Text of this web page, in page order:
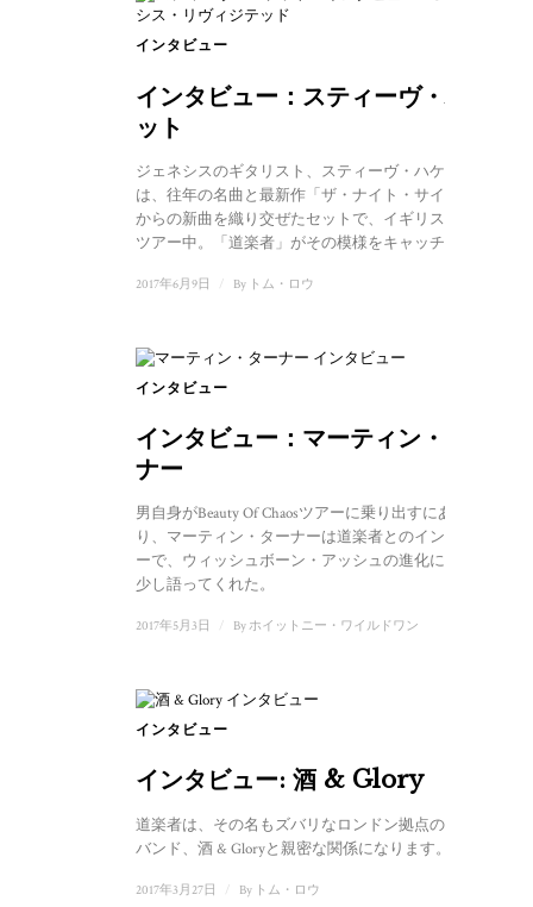
インタビュー
インタビュー：スティーヴ・ハケ
ット
ジェネシスのギタリスト、スティーヴ・ハケット
は、往年の名曲と最新作「ザ・ナイト・サイレン」
からの新曲を織り交ぜたセットで、イギリス各地を
ツアー中。「道楽者」がその模様をキャッチ...
2017年6月9日 By トム・ロウ
インタビュー
インタビュー：マーティン・ター
ナー
男自身がBeauty Of Chaosツアーに乗り出すにあた
り、マーティン・ターナーは道楽者とのインタビュ
ーで、ウィッシュボーン・アッシュの進化について
少し語ってくれた。
2017年5月3日 Byホイットニー・ワイルドワン
インタビュー
インタビュー: 酒 & Glory
道楽者は、その名もズバリなロンドン拠点のパンク
バンド、酒 & Gloryと親密な関係になります。…
2017年3月27日 By トム・ロウ